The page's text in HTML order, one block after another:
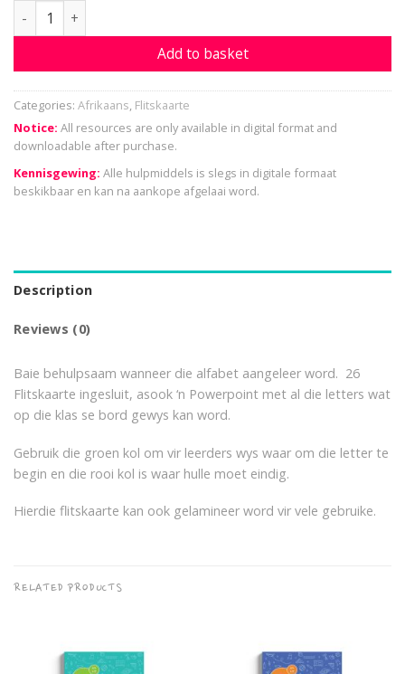
Eenvoudige alfabet flitskaarte quantity
Add to basket
Categories: Afrikaans, Flitskaarte
Notice: All resources are only available in digital format and
downloadable after purchase.
Kennisgewing: Alle hulpmiddels is slegs in digitale formaat
beskikbaar en kan na aankope afgelaai word.
Description
Reviews (0)
Baie behulpsaam wanneer die alfabet aangeleer word. 26
Flitskaarte ingesluit, asook ‘n Powerpoint met al die letters wat
op die klas se bord gewys kan word.
Gebruik die groen kol om vir leerders wys waar om die letter te
begin en die rooi kol is waar hulle moet eindig.
Hierdie flitskaarte kan ook gelamineer word vir vele gebruike.
RELATED PRODUCTS